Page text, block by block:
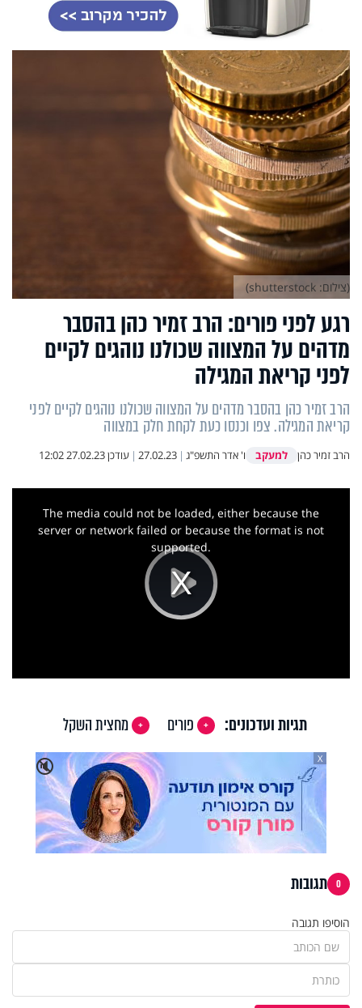
רגע לפני פורים: הרב זמיר כהן בהסבר
מדהים על המצווה שכולנו נוהגים לקיים
לפני קריאת המגילה
הרב זמיר כהן בהסבר מדהים על המצווה שכולנו נוהגים לקיים לפני
קריאת המגילה. צפו וכנסו כעת לקחת חלק במצווה
הרב זמיר כהן למעקב ו' אדר התשפ"ג |
27.02.23
| עודכן27.02.23 12:02
(צילום: shutterstock)
Play
Video
This
The media could not be loaded, either because the
server or network failed or because the format is not
supported.
תגיות ועדכונים: פורים
מחצית השקל
🔇
X
0 תגובות
הוסיפו תגובה